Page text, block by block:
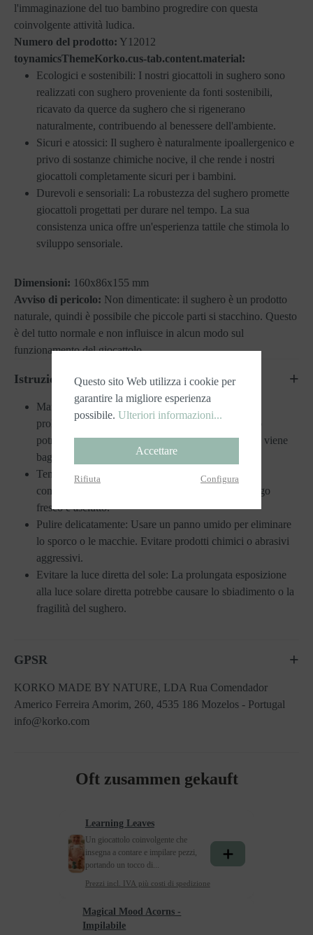
l'immaginazione del tuo bambino progredire con questa
coinvolgente attività ludica.
Numero del prodotto: Y12012
toynamicsThemeKorko.cus-tab.content.material:
Ecologici e sostenibili: I nostri giocattoli in sughero sono
realizzati con sughero proveniente da fonti sostenibili,
ricavato da querce da sughero che si rigenerano
naturalmente, contribuendo al benessere dell'ambiente.
Sicuri e atossici: Il sughero è naturalmente ipoallergenico e
privo di sostanze chimiche nocive, il che rende i nostri
giocattoli completamente sicuri per i bambini.
Durevoli e sensoriali: La robustezza del sughero promette
giocattoli progettati per durare nel tempo. La sua
consistenza unica offre un'esperienza tattile che stimola lo
sviluppo sensoriale.
Dimensioni: 160x86x155 mm
Avviso di pericolo: Non dimenticate: il sughero è un prodotto
naturale, quindi è possibile che piccole parti si stacchino. Questo
è del tutto normale e non influisce in alcun modo sul
funzionamento del giocattolo.
Istruzioni per la cura
Mantenimento dell'asciutto: Evitare l'esposizione
prolungata all'umidità o all'acqua, poiché il sughero
potrebbe alterare le sue proprietà nel tempo quando viene
bagnato.
Tenere al chiuso: Quando non vengono utilizzati,
conservare i giocattoli di sughero in casa, in un luogo
fresco e asciutto.
Pulire delicatamente: Usare un panno umido per eliminare
lo sporco o le macchie. Evitare prodotti chimici o abrasivi
aggressivi.
Evitare la luce diretta del sole: La prolungata esposizione
alla luce solare diretta potrebbe causare lo sbiadimento o la
fragilità del sughero.
GPSR
KORKO MADE BY NATURE, LDA Rua Comendador
Americo Ferreira Amorim, 260, 4535 186 Mozelos - Portugal
info@korko.com
Oft zusammen gekauft
Learning Leaves
Un giocattolo coinvolgente che
insegna a contare e impilare pezzi,
portando un tocco di...
Prezzi incl. IVA più costi di spedizione
Magical Mood Acorns -
Impilabile
Questo sito Web utilizza i cookie per
garantire la migliore esperienza
possibile. Ulteriori informazioni...
Accettare
Rifiuta Configura